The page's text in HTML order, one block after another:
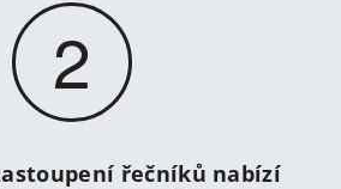
2
řečníků nabízí